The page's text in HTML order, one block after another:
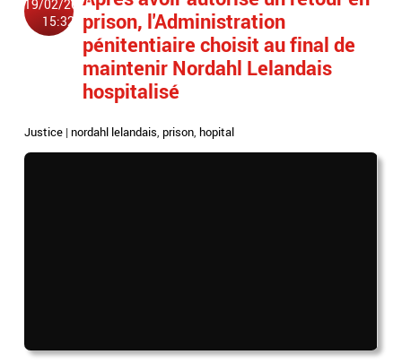
19/02/2018
15:32 prison, l'Administration
pénitentiaire choisit au final de
maintenir Nordahl Lelandais
hospitalisé
Justice |nordahl lelandais,prison,hopital